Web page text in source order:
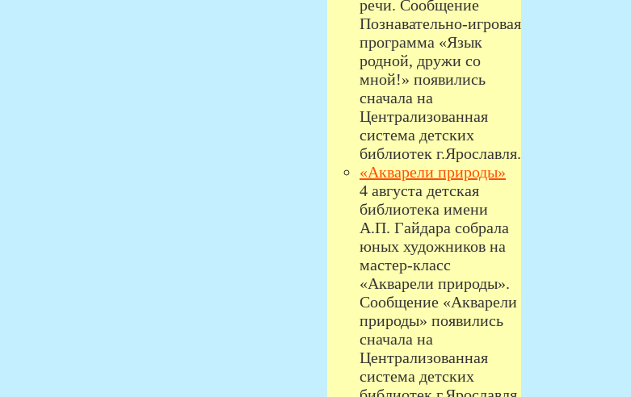
речи. Сообщение
Познавательно-игровая
программа «Язык
родной, дружи со
мной!» появились
сначала на
Централизованная
система детских
библиотек г.Ярославля.
«Акварели природы»
4 августа детская
библиотека имени
А.П. Гайдара собрала
юных художников на
мастер-класс
«Акварели природы».
Сообщение «Акварели
природы» появились
сначала на
Централизованная
система детских